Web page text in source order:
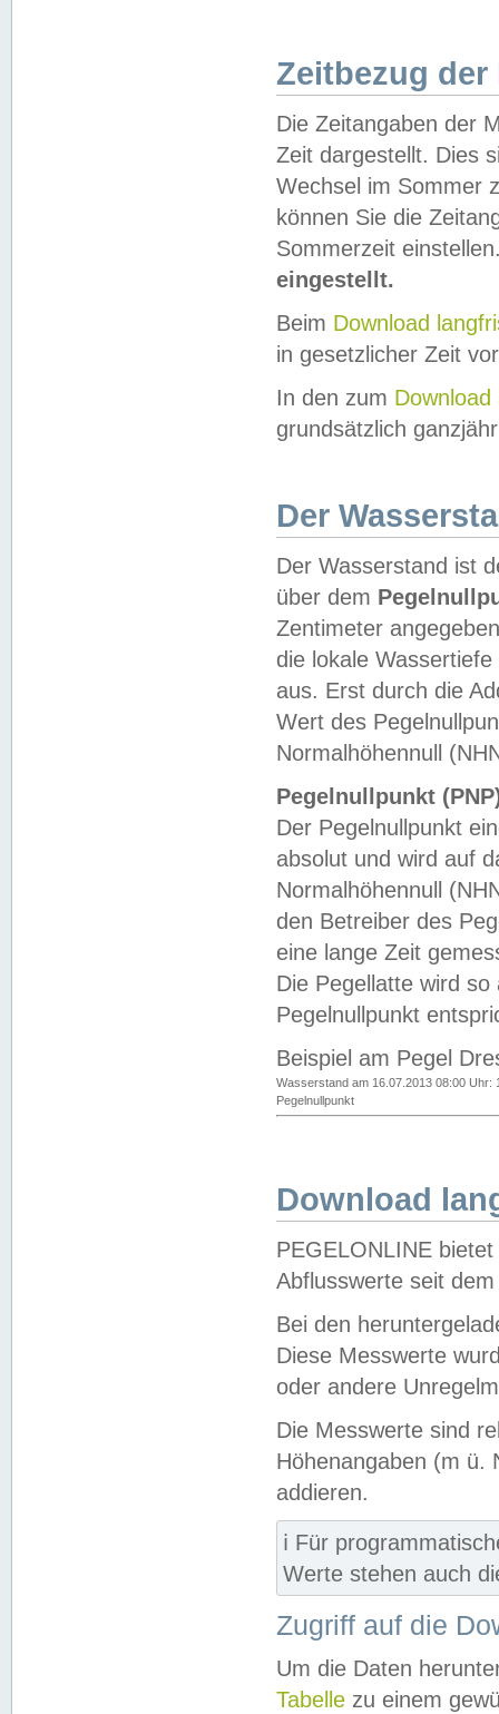
Zeitbezug der
Die Zeitangaben der
Zeit dargestellt. Dies
Wechsel im Sommer
können Sie die
Sommerzeit
eingestellt.
Beim Download
in gesetzlicher Zeit
In den zum Download
grundsätzlich
Der
Der Wasserstand ist
über dem
Zentimeter
die lokale
aus. Erst durch die
Wert des
Normalhöhennull
Pegelnullpunkt
Der Pegelnullpunkt
absolut und wird auf
Normalhöhennull
den Betreiber des
eine lange Zeit
Die Pegellatte wird
Pegelnullpunkt
Beispiel am Pegel
Wasserstand am 16.07.2013 08:00 Uhr:
Pegelnullpunkt
Download
PEGELONLINE
Abflusswerte seit
Bei den
Diese Messwerte
oder andere
Die Messwerte sind
Höhenangaben (m ü.
addieren.
ℹ️ Für
Werte stehen auch
Zugriff auf die
Um die Daten
Tabelle zu einem